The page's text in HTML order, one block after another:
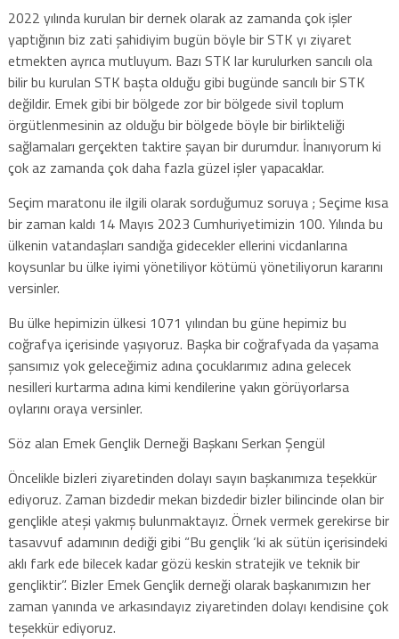
2022 yılında kurulan bir dernek olarak az zamanda çok işler
yaptığının biz zati şahidiyim bugün böyle bir STK yı ziyaret
etmekten ayrıca mutluyum. Bazı STK lar kurulurken sancılı ola
bilir bu kurulan STK başta olduğu gibi bugünde sancılı bir STK
değildir. Emek gibi bir bölgede zor bir bölgede sivil toplum
örgütlenmesinin az olduğu bir bölgede böyle bir birlikteliği
sağlamaları gerçekten taktire şayan bir durumdur. İnanıyorum ki
çok az zamanda çok daha fazla güzel işler yapacaklar.
Seçim maratonu ile ilgili olarak sorduğumuz soruya ; Seçime kısa
bir zaman kaldı 14 Mayıs 2023 Cumhuriyetimizin 100. Yılında bu
ülkenin vatandaşları sandığa gidecekler ellerini vicdanlarına
koysunlar bu ülke iyimi yönetiliyor kötümü yönetiliyorun kararını
versinler.
Bu ülke hepimizin ülkesi 1071 yılından bu güne hepimiz bu
coğrafya içerisinde yaşıyoruz. Başka bir coğrafyada da yaşama
şansımız yok geleceğimiz adına çocuklarımız adına gelecek
nesilleri kurtarma adına kimi kendilerine yakın görüyorlarsa
oylarını oraya versinler.
Söz alan Emek Gençlik Derneği Başkanı Serkan Şengül
Öncelikle bizleri ziyaretinden dolayı sayın başkanımıza teşekkür
ediyoruz. Zaman bizdedir mekan bizdedir bizler bilincinde olan bir
gençlikle ateşi yakmış bulunmaktayız. Örnek vermek gerekirse bir
tasavvuf adamının dediği gibi “Bu gençlik ‘ki ak sütün içerisindeki
aklı fark ede bilecek kadar gözü keskin stratejik ve teknik bir
gençliktir”. Bizler Emek Gençlik derneği olarak başkanımızın her
zaman yanında ve arkasındayız ziyaretinden dolayı kendisine çok
teşekkür ediyoruz.